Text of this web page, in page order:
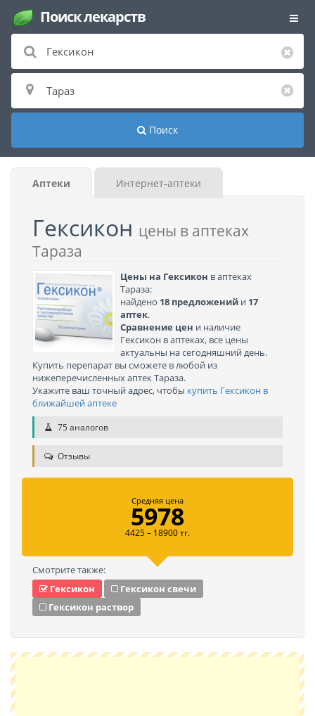
Поиск лекарств
Поиск
Аптеки Интернет-аптеки
Гексикон цены в аптеках
Тараза
Цены на Гексикон в аптеках
Тараза:
найдено 18 предложений и 17
аптек.
Сравнение цен и наличие
Гексикон в аптеках, все цены
актуальны на сегодняшний день.
Купить перепарат вы сможете в любой из
нижеперечисленных аптек Тараза.
Укажите ваш точный адрес, чтобы купить Гексикон в
ближайшей аптеке
75 аналогов
Отзывы
Средняя цена
5978
4425 – 18900 тг.
Смотрите также:
Гексикон
Гексикон свечи
Гексикон раствор